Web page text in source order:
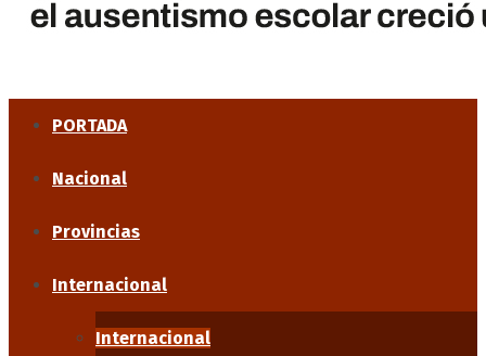
PORTADA
Nacional
Provincias
Internacional
Internacional